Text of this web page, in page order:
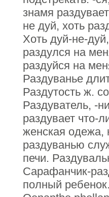
знамя
не дуй, хоть
Хоть дуй-не-
раздулся на
раздуйся на
Раздуванье
Раздутость ж.
Раздуватель, -
раздувает что-
женская одежа,
раздуванью
печи.
Сарафанчик-
полный